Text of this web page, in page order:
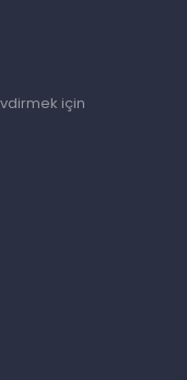
için